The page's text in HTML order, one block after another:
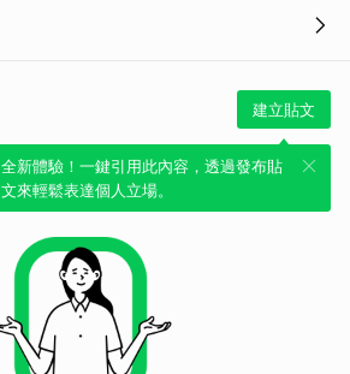
建立貼文
全新體驗！一鍵引用此內容，透過發布貼
文來輕鬆表達個人立場。